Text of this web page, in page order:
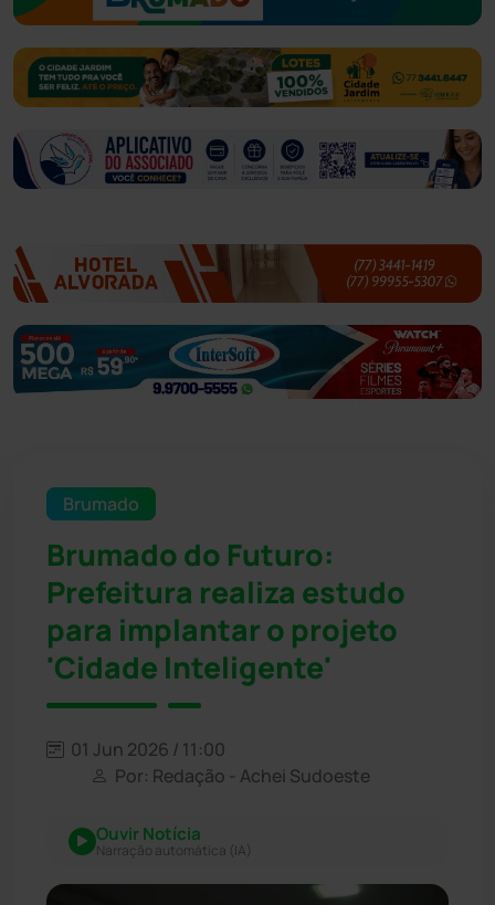
Brumado
Brumado do Futuro:
Prefeitura realiza estudo
para implantar o projeto
'Cidade Inteligente'
01 Jun 2026 / 11:00
Por: Redação - Achei Sudoeste
Ouvir Notícia
Narração automática (IA)